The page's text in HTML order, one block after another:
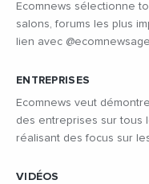
Ecomnews sélectionne
salons, forums les plus
lien avec
ENTREPRISES
Ecomnews veut
des entreprises sur tous
réalisant des focus sur
VIDÉOS